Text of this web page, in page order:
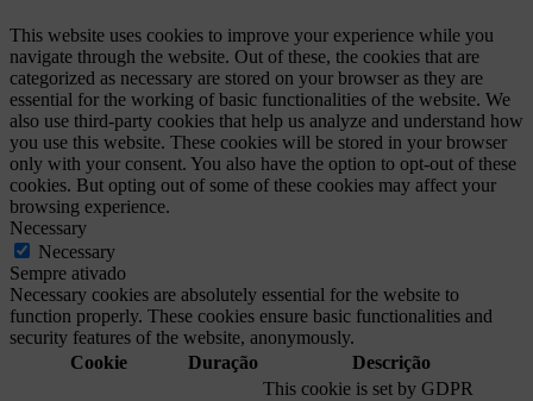
This website uses cookies to improve your experience while you
navigate through the website. Out of these, the cookies that are
categorized as necessary are stored on your browser as they are
essential for the working of basic functionalities of the website. We
also use third-party cookies that help us analyze and understand how
you use this website. These cookies will be stored in your browser
only with your consent. You also have the option to opt-out of these
cookies. But opting out of some of these cookies may affect your
browsing experience.
Necessary
Necessary
Sempre ativado
Necessary cookies are absolutely essential for the website to
function properly. These cookies ensure basic functionalities and
security features of the website, anonymously.
Cookie
Duração Descrição
This cookie is set by GDPR